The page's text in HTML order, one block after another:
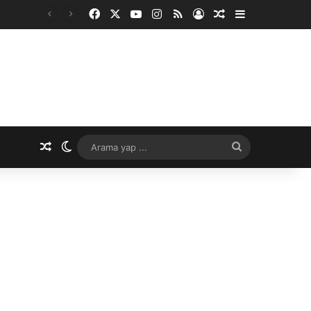
Facebook YouTubeInstagram
RSS Kayıt OlRastgele Makale
Rastgele Makale
Dış görünümü değiştir
yap